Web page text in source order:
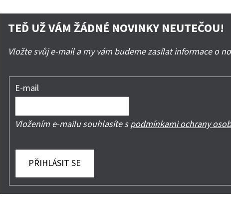
TEĎ UŽ VÁM ŽÁDNÉ NOVINKY NEUTEČOU!
Vložte svůj e-mail a my vám budeme zasílat informace o
E-mail
Vložením e-mailu souhlasíte spodmínkami ochrany
PŘIHLÁSIT SE